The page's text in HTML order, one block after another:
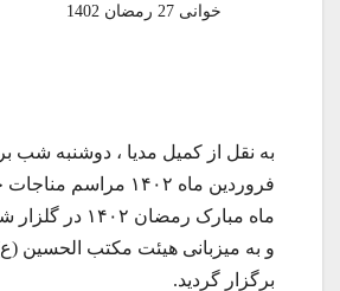
خوانی 27 رمضان 1402
ماه مبارک رمضان
و به میزبانی هیئت مکتب الحسین
برگزار گردید.